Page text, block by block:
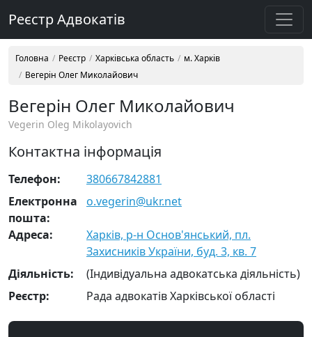
Реєстр Адвокатів
Головна Реєстр Харківська область
м. Харків
Вегерін Олег Миколайович
Вегерін Олег Миколайович
Vegerin Oleg Mikolayovich
Контактна інформація
Телефон:
380667842881
Електронна
пошта:
o.vegerin@ukr.net
Адреса:
Харків, р-н Основ'янський, пл.
Захисників України, буд. 3, кв. 7
Діяльність:
(Індивідуальна адвокатська діяльність)
Реєстр:
Рада адвокатів Харківської області